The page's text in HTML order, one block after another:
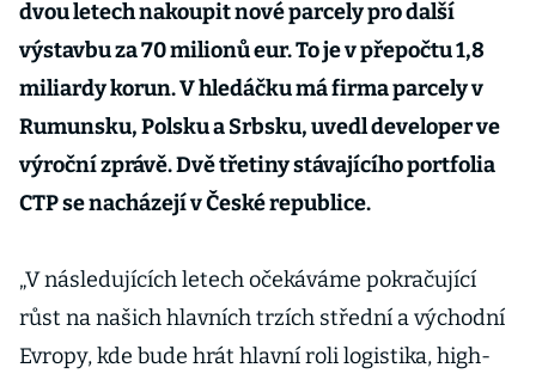
dvou letech nakoupit nové parcely pro další
výstavbu za 70 milionů eur. To je v přepočtu 1,8
miliardy korun. V hledáčku má firma parcely v
Rumunsku, Polsku a Srbsku, uvedl developer ve
výroční zprávě. Dvě třetiny stávajícího portfolia
CTP se nacházejí v České republice.
„V následujících letech očekáváme pokračující
růst na našich hlavních trzích střední a východní
Evropy, kde bude hrát hlavní roli logistika, high-